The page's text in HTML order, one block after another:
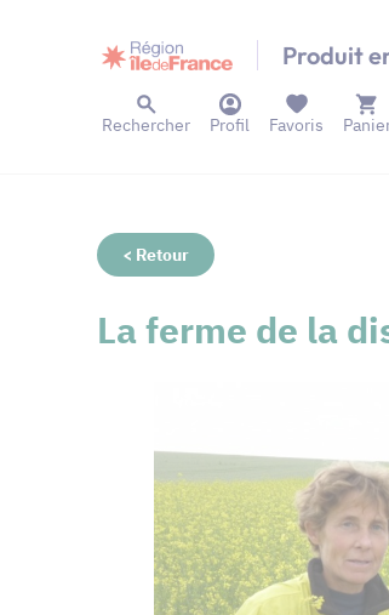
Produit
Rechercher Profil Favoris
< Retour
La ferme de la